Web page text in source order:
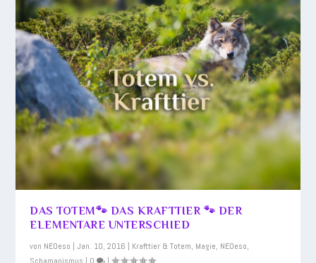
DAS TOTEM🐾 DAS KRAFTTIER 🐾 DER
ELEMENTARE UNTERSCHIED
von NEOeso |Jan. 10, 2016 | Krafttier & Totem, Magie, NEOeso,